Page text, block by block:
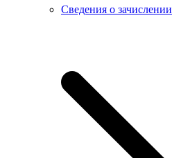
Сведения о зачислении